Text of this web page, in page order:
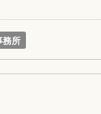
務所